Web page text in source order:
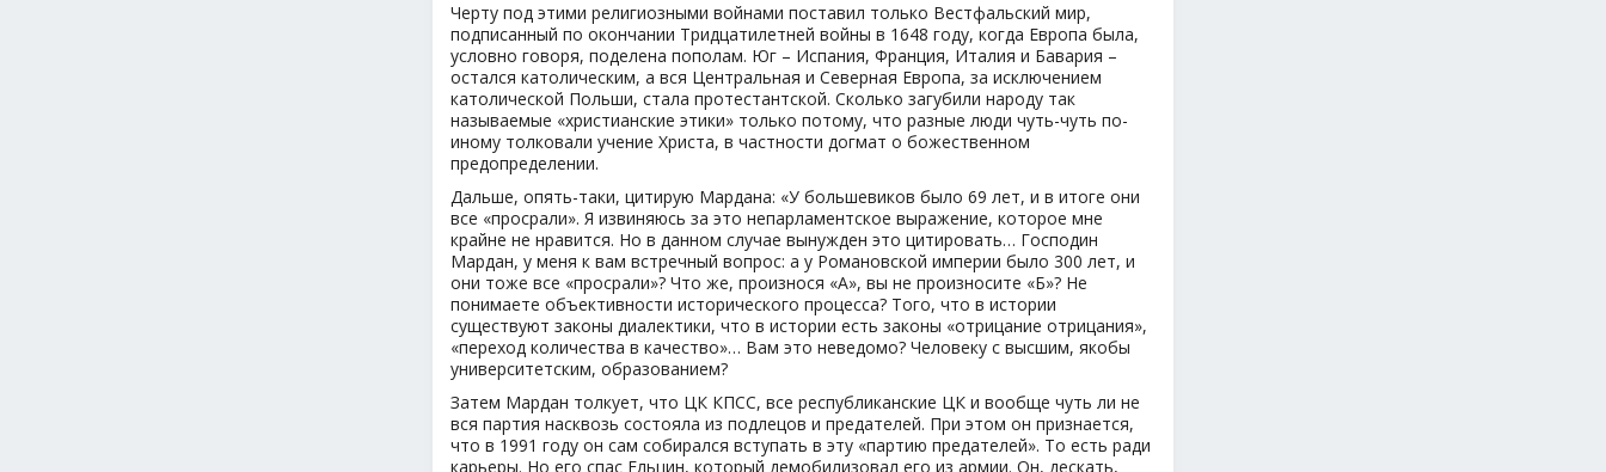
Черту под этими религиозными войнами поставил только Вестфальский мир,
подписанный по окончании Тридцатилетней войны в 1648 году, когда Европа была,
условно говоря, поделена пополам. Юг – Испания, Франция, Италия и Бавария –
остался католическим, а вся Центральная и Северная Европа, за исключением
католической Польши, стала протестантской. Сколько загубили народу так
называемые «христианские этики» только потому, что разные люди чуть-чуть по-
иному толковали учение Христа, в частности догмат о божественном
предопределении.
Дальше, опять-таки, цитирую Мардана: «У большевиков было 69 лет, и в итоге они
все «просрали». Я извиняюсь за это непарламентское выражение, которое мне
крайне не нравится. Но в данном случае вынужден это цитировать… Господин
Мардан, у меня к вам встречный вопрос: а у Романовской империи было 300 лет, и
они тоже все «просрали»? Что же, произнося «А», вы не произносите «Б»? Не
понимаете объективности исторического процесса? Того, что в истории
существуют законы диалектики, что в истории есть законы «отрицание отрицания»,
«переход количества в качество»… Вам это неведомо? Человеку с высшим, якобы
университетским, образованием?
Затем Мардан толкует, что ЦК КПСС, все республиканские ЦК и вообще чуть ли не
вся партия насквозь состояла из подлецов и предателей. При этом он признается,
что в 1991 году он сам собирался вступать в эту «партию предателей». То есть ради
карьеры. Но его спас Ельцин, который демобилизовал его из армии. Он, дескать,